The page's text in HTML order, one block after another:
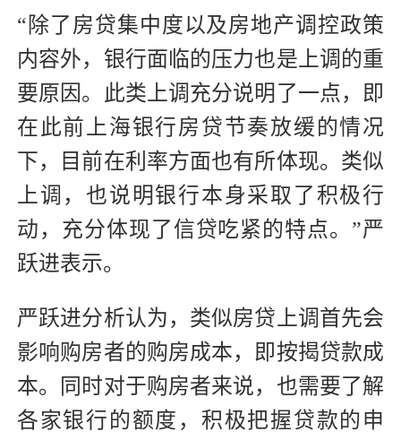
“除了房贷集中度以及房地产调控政策
内容外，银行面临的压力也是上调的重
要原因。此类上调充分说明了一点，即
在此前上海银行房贷节奏放缓的情况
下，目前在利率方面也有所体现。类似
上调，也说明银行本身采取了积极行
动，充分体现了信贷吃紧的特点。”严
跃进表示。
严跃进分析认为，类似房贷上调首先会
影响购房者的购房成本，即按揭贷款成
本。同时对于购房者来说，也需要了解
各家银行的额度，积极把握贷款的申